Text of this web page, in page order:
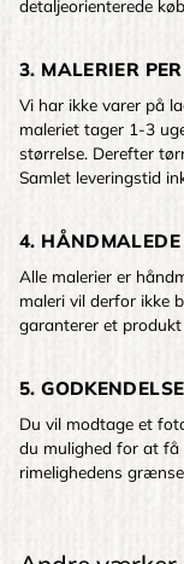
detaljeorienterede
3. MALERIER
Vi har ikke varer på
maleriet tager 1-3
størrelse. Derefter
Samlet leveringstid
4. HÅNDMALEDE
Alle malerier er
maleri vil derfor ikke
garanterer et
5.
Du vil modtage et
du mulighed for at
rimelighedens